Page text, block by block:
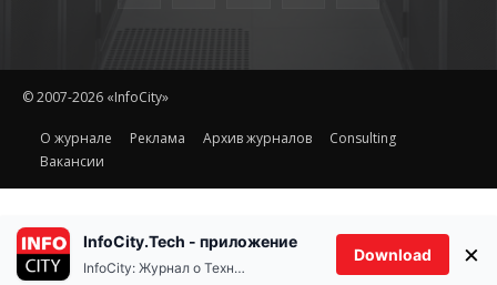
© 2007-2026 «InfoCity»
O журнале Реклама Архив журналов
Consulting
Вакансии
Ethereum(ETH) $1,912.15
InfoCity.Tech - приложение
InfoCity: Журнал о Технологиях
Download ×